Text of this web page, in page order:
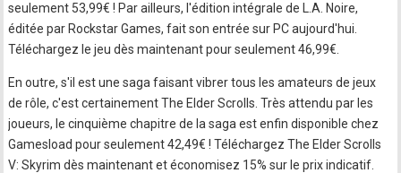
seulement 53,99€ ! Par ailleurs, l'édition intégrale de L.A. Noire,
éditée par Rockstar Games, fait son entrée sur PC aujourd'hui.
Téléchargez le jeu dès maintenant pour seulement 46,99€.
En outre, s'il est une saga faisant vibrer tous les amateurs de jeux
de rôle, c'est certainement The Elder Scrolls. Très attendu par les
joueurs, le cinquième chapitre de la saga est enfin disponible chez
Gamesload pour seulement 42,49€ ! Téléchargez The Elder Scrolls
V: Skyrim dès maintenant et économisez 15% sur le prix indicatif.